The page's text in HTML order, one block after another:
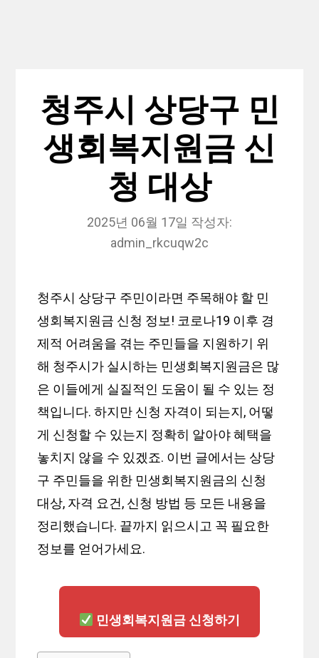
청주시 상당구 민
생회복지원금 신
청 대상
2025년 06월 17일 작성자:
admin_rkcuqw2c
청주시 상당구 주민이라면 주목해야 할 민
생회복지원금 신청 정보! 코로나19 이후 경
제적 어려움을 겪는 주민들을 지원하기 위
해 청주시가 실시하는 민생회복지원금은 많
은 이들에게 실질적인 도움이 될 수 있는 정
책입니다. 하지만 신청 자격이 되는지, 어떻
게 신청할 수 있는지 정확히 알아야 혜택을
놓치지 않을 수 있겠죠. 이번 글에서는 상당
구 주민들을 위한 민생회복지원금의 신청
대상, 자격 요건, 신청 방법 등 모든 내용을
정리했습니다. 끝까지 읽으시고 꼭 필요한
정보를 얻어가세요.
민생회복지원금 신청하기